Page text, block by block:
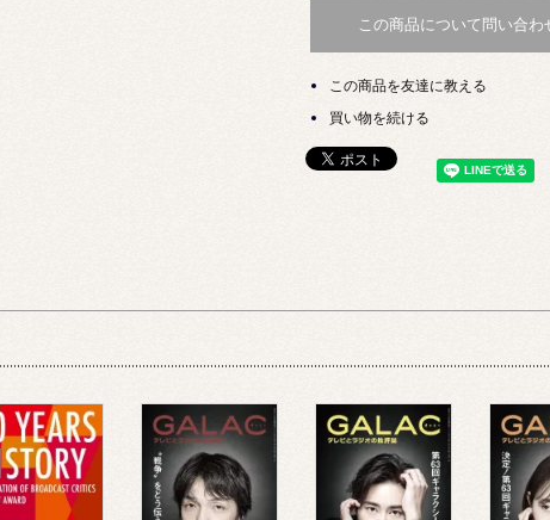
この商品について問い合わ
この商品を友達に教える
買い物を続ける